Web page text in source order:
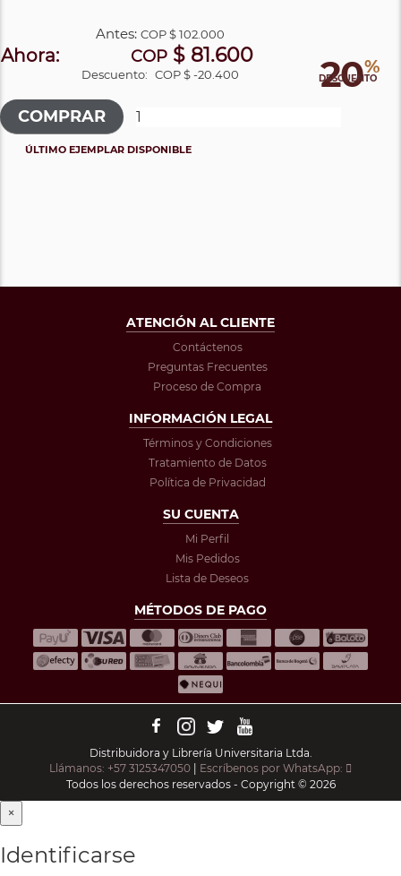
20%
DESCUENTO
Antes:COP$ 102.000
Ahora: COP$ 81.600
Descuento: COP $ -20.400
ÚLTIMO EJEMPLAR DISPONIBLE
ATENCIÓN AL CLIENTE
Contáctenos
Preguntas Frecuentes
Proceso de Compra
INFORMACIÓN LEGAL
Términos y Condiciones
Tratamiento de Datos
Política de Privacidad
SU CUENTA
Mi Perfil
Mis Pedidos
Lista de Deseos
MÉTODOS DE PAGO
Distribuidora y Librería Universitaria Ltda.
Llámanos: +57 3125347050 | Escríbenos por WhatsApp:
Todos los derechos reservados - Copyright © 2026
×
Identificarse